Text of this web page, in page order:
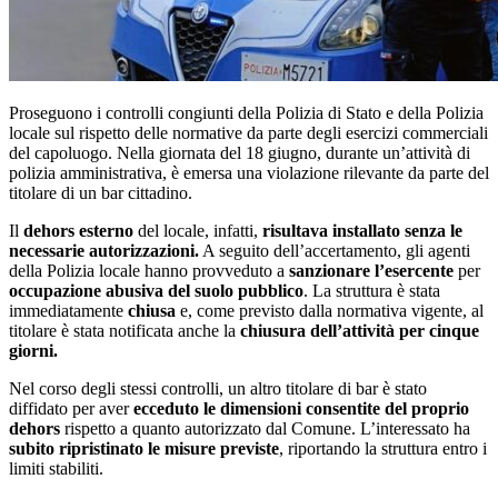
Proseguono i controlli congiunti della Polizia di Stato e della Polizia
locale sul rispetto delle normative da parte degli esercizi commerciali
del capoluogo. Nella giornata del 18 giugno, durante un’attività di
polizia amministrativa, è emersa una violazione rilevante da parte del
titolare di un bar cittadino.
Il dehors esterno del locale, infatti, risultava installato senza le
necessarie autorizzazioni. A seguito dell’accertamento, gli agenti
della Polizia locale hanno provveduto a sanzionare l’esercente per
occupazione abusiva del suolo pubblico. La struttura è stata
immediatamente chiusa e, come previsto dalla normativa vigente, al
titolare è stata notificata anche la chiusura dell’attività per cinque
giorni.
Nel corso degli stessi controlli, un altro titolare di bar è stato
diffidato per averecceduto le dimensioni consentite del proprio
dehors rispetto a quanto autorizzato dal Comune. L’interessato ha
subito ripristinato le misure previste, riportando la struttura entro i
limiti stabiliti.